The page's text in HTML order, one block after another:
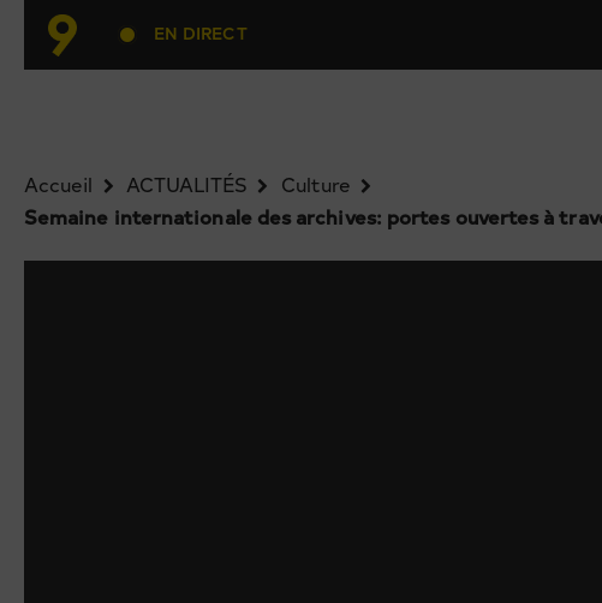
EN DIRECT
Accueil ACTUALITÉS
Culture
Semaine internationale des archives: portes ouvertes à